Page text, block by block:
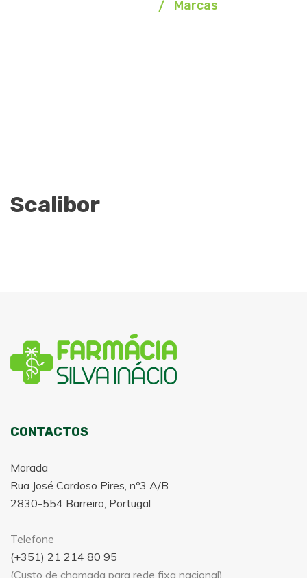
Marcas
Scalibor
CONTACTOS
Morada
Rua José Cardoso Pires, nº3 A/B
2830-554 Barreiro, Portugal
Telefone
(+351) 21 214 80 95
(Custo de chamada para rede fixa nacional)